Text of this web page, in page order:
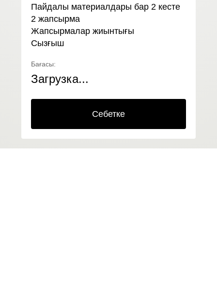
Бағасы:
Загрузка...
Пайдалы материалдары бар 2 кесте
2 жапсырма
Жапсырмалар жиынтығы
Сызғыш
Cебетке